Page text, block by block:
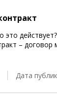
это
– договор
Дата